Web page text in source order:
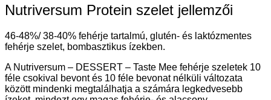
Nutriversum Protein szelet jellemzői
46-48%/ 38-40% fehérje tartalmú, glutén- és laktózmentes
fehérje szelet, bombasztikus ízekben.
A Nutriversum – DESSERT – Taste Mee fehérje szeletek 10
féle csokival bevont és 10 féle bevonat nélküli változata
között mindenki megtalálhatja a számára legkedvesebb